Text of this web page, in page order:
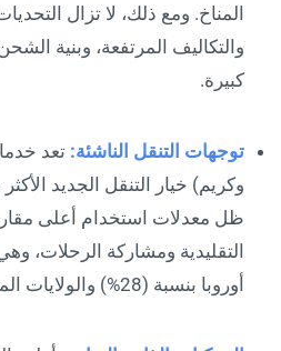
المناخ. ومع ذلك، لا تزال
والتكاليف المرتفعة، وبنية
كبيرة.
توجهات التنقل الناشئة: تعد
وكريم) خيار التنقل الجديد
ظل معدلات استخدام أعلى
التقليدية ومشاركة الرحلات،
أوروبا بنسبة (28%) والولايات المتحدة الأمريكية (50%).